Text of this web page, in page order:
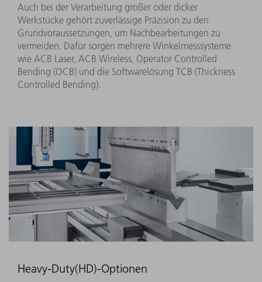
Auch bei der Verarbeitung großer oder dicker
Werkstücke gehört zuverlässige Präzision zu den
Grundvoraussetzungen, um Nachbearbeitungen zu
vermeiden. Dafür sorgen mehrere Winkelmesssysteme
wie ACB Laser, ACB Wireless, Operator Controlled
Bending (OCB) und die Softwarelösung TCB (Thickness
Controlled Bending).
Heavy-Duty(HD)-Optionen